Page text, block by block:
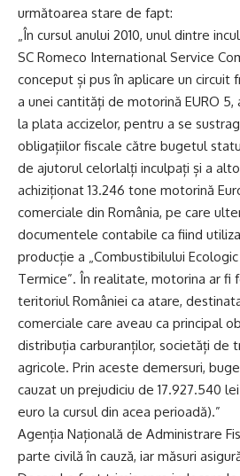
următoarea stare de fapt:
„În cursul anului 2010, unul dintre
SC Romeco International Service
conceput și pus în aplicare un circuit
a unei cantități de motorină EURO
la plata accizelor, pentru a se
obligațiilor fiscale către bugetul
de ajutorul celorlalți inculpați și a
achiziționat 13.246 tone motorină
comerciale din România, pe care
documentele contabile ca fiind
producție a „Combustibilului
Termice”. În realitate, motorina ar fi
teritoriul României ca atare,
comerciale care aveau ca principal
distribuția carburanților, societăți de
agricole. Prin aceste demersuri,
cauzat un prejudiciu de 17.927.540
euro la cursul din acea perioadă).”
Agenția Națională de Administrare
parte civilă în cauză, iar măsuri